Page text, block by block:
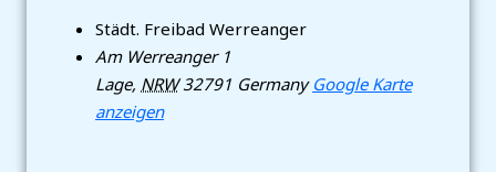
Städt. Freibad Werreanger
Am Werreanger 1
Lage, NRW 32791 Germany Google Karte
anzeigen